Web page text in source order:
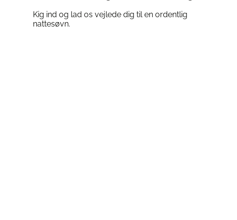
Kig ind og lad os vejlede dig til en ordentlig
nattesøvn.